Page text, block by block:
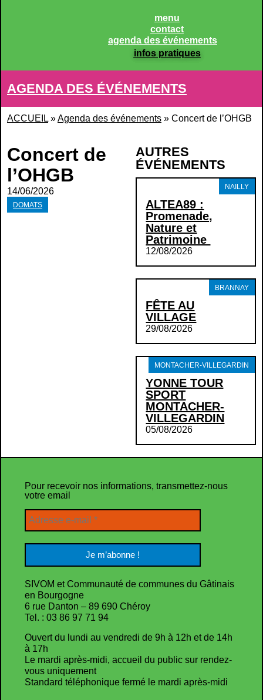
menu
contact
agenda des événements
infos pratiques
AGENDA DES ÉVÉNEMENTS
ACCUEIL »Agenda des événements » Concert de l’OHGB
Concert de
l’OHGB
14/06/2026
DOMATS
AUTRES
ÉVÉNEMENTS
NAILLY
ALTEA89 :
Promenade,
Nature et
Patrimoine
12/08/2026
BRANNAY
FÊTE AU
VILLAGE
29/08/2026
MONTACHER-VILLEGARDIN
YONNE TOUR
SPORT
MONTACHER-
VILLEGARDIN
05/08/2026
Pour recevoir nos informations, transmettez-nous
votre email
SIVOM et Communauté de communes du Gâtinais
en Bourgogne
6 rue Danton – 89 690 Chéroy
Tel. : 03 86 97 71 94
Ouvert du lundi au vendredi de 9h à 12h et de 14h
à 17h
Le mardi après-midi, accueil du public sur rendez-
vous uniquement
Standard téléphonique fermé le mardi après-midi